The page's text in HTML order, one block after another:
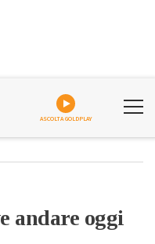
ASCOLTA GOLDPLAY
andare oggi